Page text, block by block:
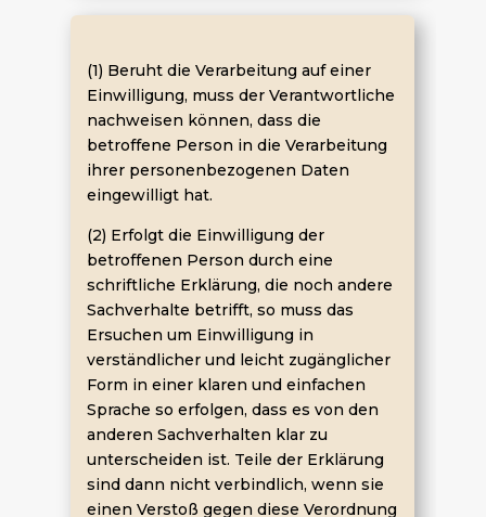
(1) Beruht die Verarbeitung auf einer
Einwilligung, muss der Verantwortliche
nachweisen können, dass die
betroffene Person in die Verarbeitung
ihrer personenbezogenen Daten
eingewilligt hat.
(2) Erfolgt die Einwilligung der
betroffenen Person durch eine
schriftliche Erklärung, die noch andere
Sachverhalte betrifft, so muss das
Ersuchen um Einwilligung in
verständlicher und leicht zugänglicher
Form in einer klaren und einfachen
Sprache so erfolgen, dass es von den
anderen Sachverhalten klar zu
unterscheiden ist. Teile der Erklärung
sind dann nicht verbindlich, wenn sie
einen Verstoß gegen diese Verordnung